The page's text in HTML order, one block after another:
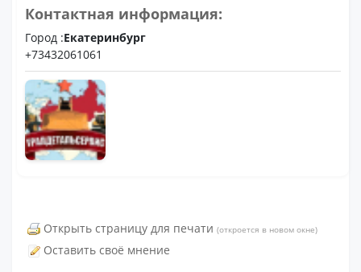
Контактная информация:
Город :Екатеринбург
+73432061061
Открыть страницу для печати (откроется в новом окне)
Оставить своё мнение